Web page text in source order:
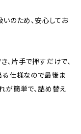
のため、安心してお
、片手で押すだけで、
る仕様なので最後ま
が簡単で、詰め替え